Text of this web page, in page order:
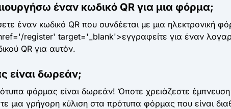
έναν κωδικό QR για μια φόρμα;
έναν κωδικό QR που συνδέεται με μια ηλεκτρονική
register' target='_blank'>εγγραφείτε για έναν
QR για αυτόν.
είναι δωρεάν;
φόρμας είναι δωρεάν! Όποτε χρειάζεστε
μια γρήγορη κύλιση στα πρότυπα φόρμας που είναι